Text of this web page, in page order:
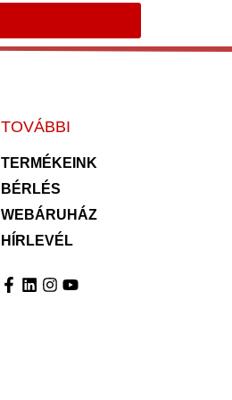
TOVÁBBI
TERMÉKEINK
BÉRLÉS
WEBÁRUHÁZ
HÍRLEVÉL